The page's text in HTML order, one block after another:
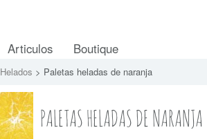
Articulos Boutique
Helados > Paletas heladas de naranja
PALETAS HELADAS DE NARANJA